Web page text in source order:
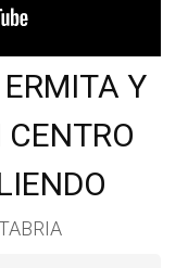
Y
CENTRO